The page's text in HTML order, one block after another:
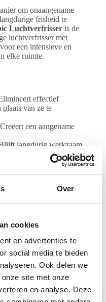
Over
cookies
en advertenties te
social media te bieden
Ook delen we
site met onze
en analyse. Deze
om onaangename
frisheid te
Luchtverfrisseris de
luchtverfrisser met
een intensieve en
elke ruimte.
effectief
plaats van ze te
Creëert een aangename
langdurig werkzaam
Spray eenvoudig in de
en meer.